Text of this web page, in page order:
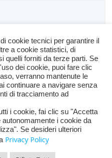
for free using WordPress
cookie tecnici per garantire il
a cookie statistici, di
quelli forniti da terze parti. Se
dei cookie, puoi fare clic
verranno mantenute le
continuare a navigare senza
di tracciamento ad
i cookie, fai clic su "Accetta
i cookie da
Se desideri ulteriori
Privacy Policy